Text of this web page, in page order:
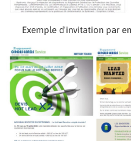
Exemple d'invitation par